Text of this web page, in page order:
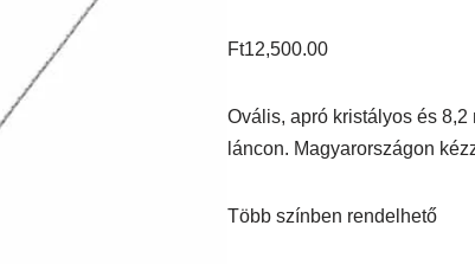
Ft12,500.00
Ovális, apró kristályos és
láncon. Magyarországon
Több színben rendelhető